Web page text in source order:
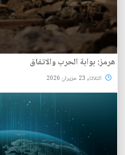
هرمز: بوابة الحرب والاتفاق
الثلاثاء 23 حزيران 2026